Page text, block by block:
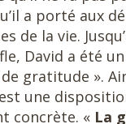
a porté aux
de la vie.
David a été un
gratitude ».
une
concrète. « La